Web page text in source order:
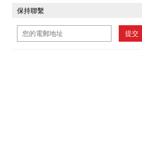
保持聯繫
提交